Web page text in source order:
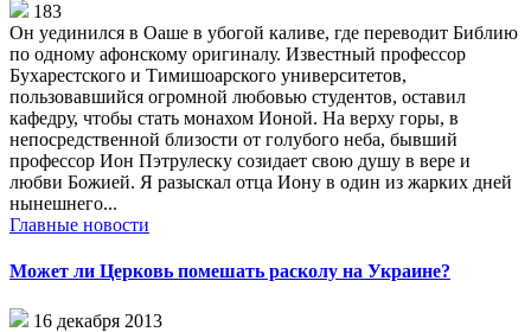
183
Он уединился в Оаше в убогой каливе, где переводит Библию
по одному афонскому оригиналу. Известный профессор
Бухарестского и Тимишоарского университетов,
пользовавшийся огромной любовью студентов, оставил
кафедру, чтобы стать монахом Ионой. На верху горы, в
непосредственной близости от голубого неба, бывший
профессор Ион Пэтрулеску созидает свою душу в вере и
любви Божией. Я разыскал отца Иону в один из жарких дней
нынешнего...
Главные новости
Может ли Церковь помешать расколу на Украине?
16 декабря 2013